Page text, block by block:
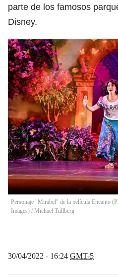
parte de los famosos
Disney.
Personaje "Mirabel" de la película Encanto
Images) / Michael Tullberg
30/04/2022 - 16:24 GMT-5